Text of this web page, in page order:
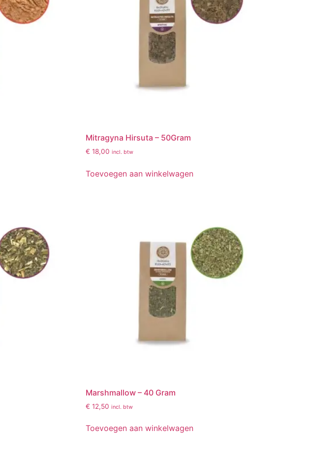
Mitragyna Hirsuta – 50Gram
€ 18,00 incl. btw
Toevoegen aan winkelwagen
Marshmallow – 40 Gram
€ 12,50 incl. btw
Toevoegen aan winkelwagen